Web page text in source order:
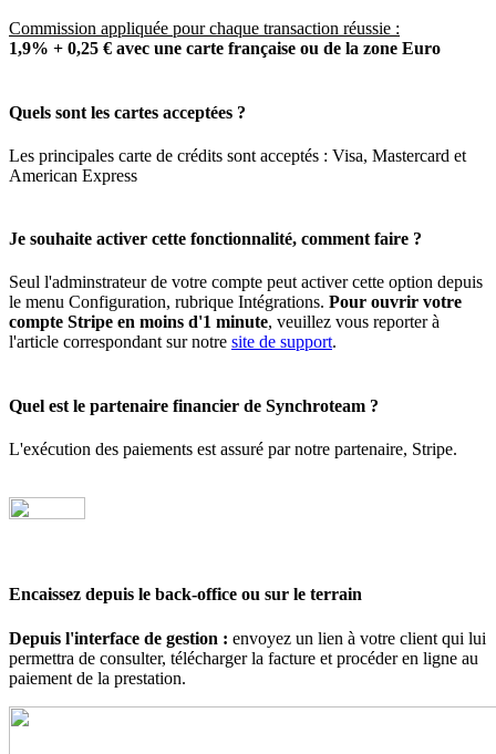
Commission appliquée pour chaque transaction réussie :
1,9% + 0,25 € avec une carte française ou de la zone Euro
Quels sont les cartes acceptées ?
Les principales carte de crédits sont acceptés : Visa, Mastercard et
American Express
Je souhaite activer cette fonctionnalité, comment faire ?
Seul l'adminstrateur de votre compte peut activer cette option depuis
le menu Configuration, rubrique Intégrations. Pour ouvrir votre
compte Stripe en moins d'1 minute, veuillez vous reporter à
l'article correspondant sur notre site de support.
Quel est le partenaire financier de Synchroteam ?
L'exécution des paiements est assuré par notre partenaire, Stripe.
Encaissez depuis le back-office ou sur le terrain
Depuis l'interface de gestion : envoyez un lien à votre client qui lui
permettra de consulter, télécharger la facture et procéder en ligne au
paiement de la prestation.